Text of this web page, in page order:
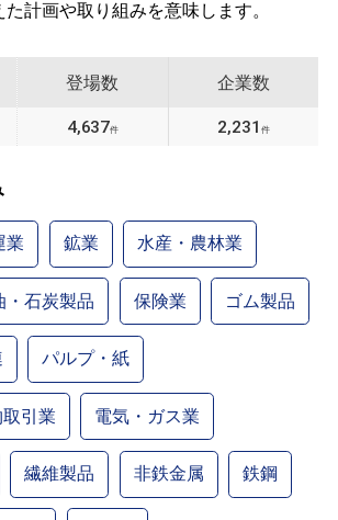
計画や取り組みを意味します。
登場数
4,637件
企業数
2,231 件
業 鉱業 水産・農林業
・石炭製品 保険業 ゴム製品
パルプ・紙
引業 電気・ガス業
繊維製品 非鉄金属 鉄鋼